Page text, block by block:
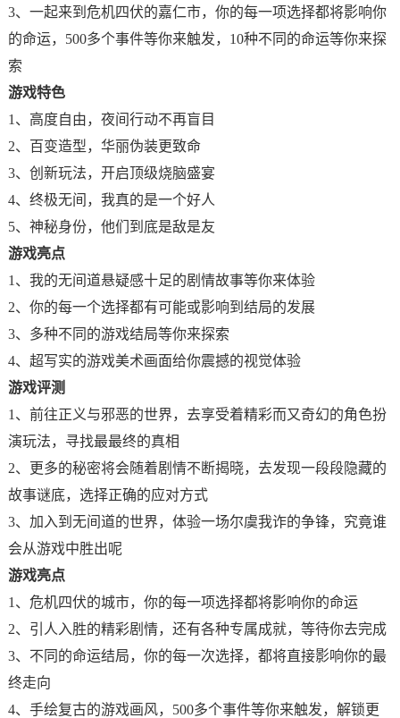
3、一起来到危机四伏的嘉仁市，你的每一项选择都将影响你
的命运，500多个事件等你来触发，10种不同的命运等你来探
索
游戏特色
1、高度自由，夜间行动不再盲目
2、百变造型，华丽伪装更致命
3、创新玩法，开启顶级烧脑盛宴
4、终极无间，我真的是一个好人
5、神秘身份，他们到底是敌是友
游戏亮点
1、我的无间道悬疑感十足的剧情故事等你来体验
2、你的每一个选择都有可能或影响到结局的发展
3、多种不同的游戏结局等你来探索
4、超写实的游戏美术画面给你震撼的视觉体验
游戏评测
1、前往正义与邪恶的世界，去享受着精彩而又奇幻的角色扮
演玩法，寻找最最终的真相
2、更多的秘密将会随着剧情不断揭晓，去发现一段段隐藏的
故事谜底，选择正确的应对方式
3、加入到无间道的世界，体验一场尔虞我诈的争锋，究竟谁
会从游戏中胜出呢
游戏亮点
1、危机四伏的城市，你的每一项选择都将影响你的命运
2、引人入胜的精彩剧情，还有各种专属成就，等待你去完成
3、不同的命运结局，你的每一次选择，都将直接影响你的最
终走向
4、手绘复古的游戏画风，500多个事件等你来触发，解锁更